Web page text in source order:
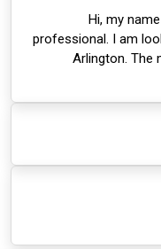
Hi, my
professional. I am
Arlington. The